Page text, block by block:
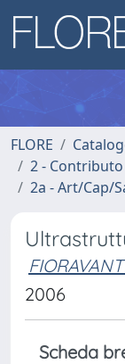
FLORE
2 -
2a - Art/Cap/
2006
Scheda